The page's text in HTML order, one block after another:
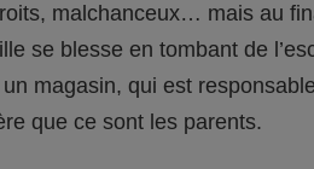
malchanceux… mais au
se blesse en tombant de
magasin, qui est
que ce sont les parents.